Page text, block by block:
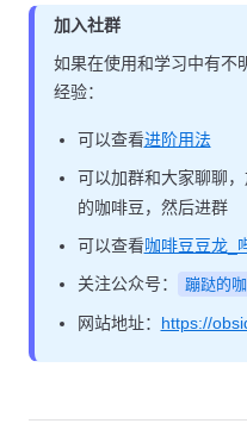
加入社群
如果在使用和学习中有不
经验：
可以查看进阶用法
可以加群和大家聊聊
的咖啡豆，然后进群
可以查看咖啡豆豆龙_
关注公众号：
蹦跶的
网站地址： https://